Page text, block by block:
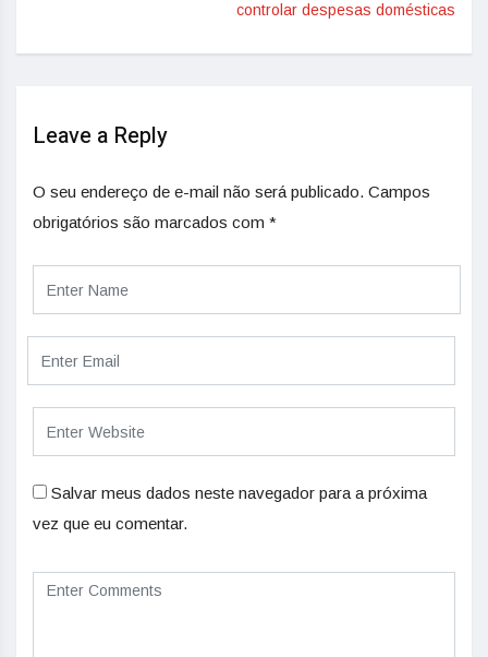
controlar despesas domésticas
Leave a Reply
O seu endereço de e-mail não será publicado. Campos
obrigatórios são marcados com *
Salvar meus dados neste navegador para a próxima
vez que eu comentar.